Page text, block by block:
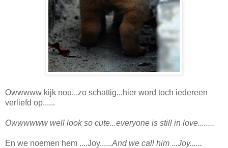
Owwwww kijk nou...zo schattig...hier word toch iedereen
verliefd op......
Owwwwww well look so cute...everyone is still in love........
En we noemen hem ....Joy......And we call him ...Joy......